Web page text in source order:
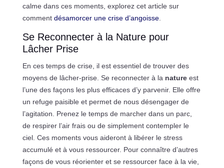
calme dans ces moments, explorez cet article sur
comment désamorcer une crise d’angoisse.
Se Reconnecter à la Nature pour
Lâcher Prise
En ces temps de crise, il est essentiel de trouver des
moyens de lâcher-prise. Se reconnecter à la natureest
l’une des façons les plus efficaces d’y parvenir. Elle offre
un refuge paisible et permet de nous désengager de
l’agitation. Prenez le temps de marcher dans un parc,
de respirer l’air frais ou de simplement contempler le
ciel. Ces moments vous aideront à libérer le stress
accumulé et à vous ressourcer. Pour connaître d’autres
façons de vous réorienter et se ressourcer face à la vie,